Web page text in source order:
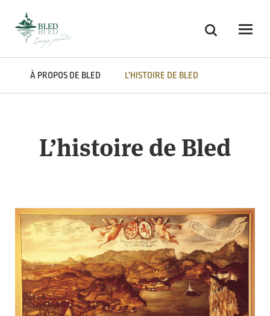
Recherche
Odpri
À PROPOS DE BLED L’HISTOIRE DE BLED
L’histoire de Bled